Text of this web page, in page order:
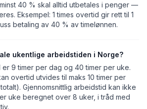
40 % skal alltid utbetales i penger —
Eksempel: 1 times overtid gir rett til 1
betaling av 40 % av timelønnen.
ukentlige arbeidstiden i Norge?
er 9 timer per dag og 40 timer per uke.
overtid utvides til maks 10 timer per
Gjennomsnittlig arbeidstid kan ikke
uke beregnet over 8 uker, i tråd med